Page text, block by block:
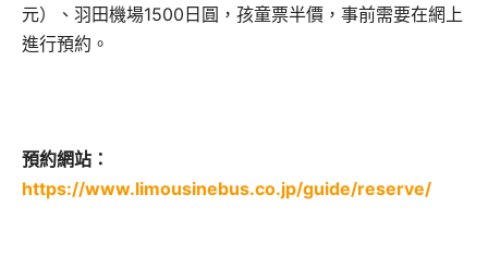
元）、羽田機場1500日圓，孩童票半價，事前需要在網上
進行預約。
預約網站：
https://www.limousinebus.co.jp/guide/reserve/